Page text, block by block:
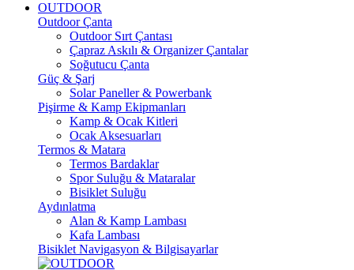
OUTDOOR
Outdoor Çanta
Outdoor Sırt Çantası
Çapraz Askılı & Organizer Çantalar
Soğutucu Çanta
Güç & Şarj
Solar Paneller & Powerbank
Pişirme & Kamp Ekipmanları
Kamp & Ocak Kitleri
Ocak Aksesuarları
Termos & Matara
Termos Bardaklar
Spor Suluğu & Mataralar
Bisiklet Suluğu
Aydınlatma
Alan & Kamp Lambası
Kafa Lambası
Bisiklet Navigasyon & Bilgisayarlar